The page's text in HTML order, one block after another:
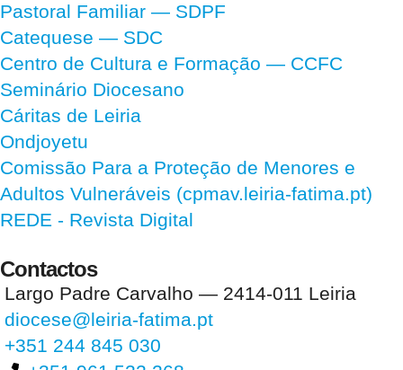
Pastoral Familiar — SDPF
Catequese — SDC
Centro de Cultura e Formação — CCFC
Seminário Diocesano
Cáritas de Leiria
Ondjoyetu
Comissão Para a Proteção de Menores e
Adultos Vulneráveis (cpmav.leiria-fatima.pt)
REDE - Revista Digital
Contactos
Largo Padre Carvalho — 2414-011 Leiria
diocese@leiria-fatima.pt
+351 244 845 030